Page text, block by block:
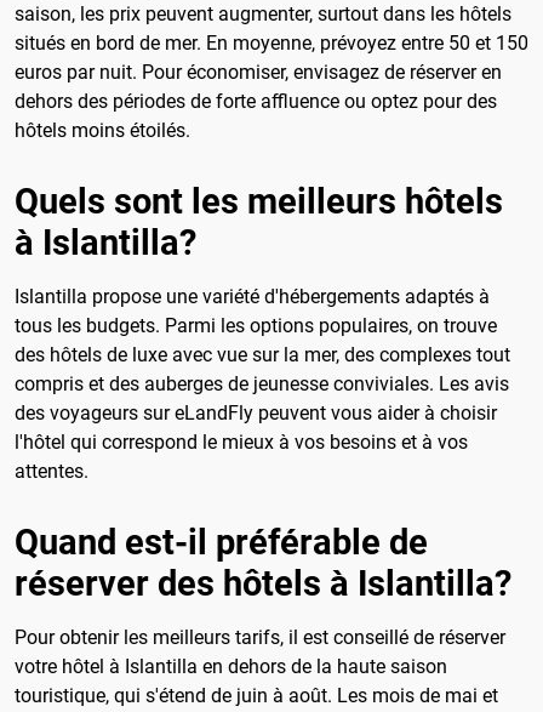
saison, les prix peuvent augmenter, surtout dans les hôtels
situés en bord de mer. En moyenne, prévoyez entre 50 et 150
euros par nuit. Pour économiser, envisagez de réserver en
dehors des périodes de forte affluence ou optez pour des
hôtels moins étoilés.
Quels sont les meilleurs hôtels
à Islantilla?
Islantilla propose une variété d'hébergements adaptés à
tous les budgets. Parmi les options populaires, on trouve
des hôtels de luxe avec vue sur la mer, des complexes tout
compris et des auberges de jeunesse conviviales. Les avis
des voyageurs sur eLandFly peuvent vous aider à choisir
l'hôtel qui correspond le mieux à vos besoins et à vos
attentes.
Quand est-il préférable de
réserver des hôtels à Islantilla?
Pour obtenir les meilleurs tarifs, il est conseillé de réserver
votre hôtel à Islantilla en dehors de la haute saison
touristique, qui s'étend de juin à août. Les mois de mai et